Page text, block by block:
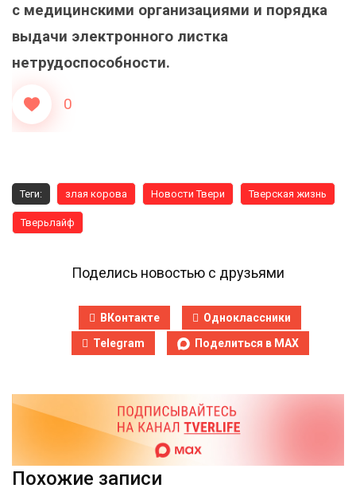
с медицинскими организациями и порядка
выдачи электронного листка
нетрудоспособности.
0
Теги: злая корова Новости Твери Тверская жизнь
Тверьлайф
Поделись новостью с друзьями
ВКонтакте
Одноклассники
Telegram
Поделиться в MAX
Похожие записи